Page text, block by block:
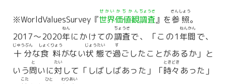
※WorldValuesSurvey『世界
せかい
価値観
かちかん
調査
ちょうさ
』を参照
さんしょう
。
2017～2020年
ねん
にかけての調査
ちょうさ
で、「この1 年
ねん
間
かん
で、
十分
じゅうぶん
な食料
しょくりょう
がない状態
じょうたい
で過
す
ごしたことがあるか」と
いう問
と
いに対
たい
して「しばしばあった」「時々
ときどき
あった」
こた ひと わりあい